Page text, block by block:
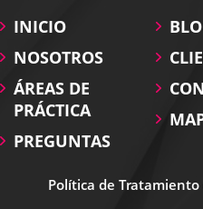
si ...
INICIO
NOSOTROS
ÁREAS DE
PRÁCTICA
PREGUNTAS
Política de Tratamiento